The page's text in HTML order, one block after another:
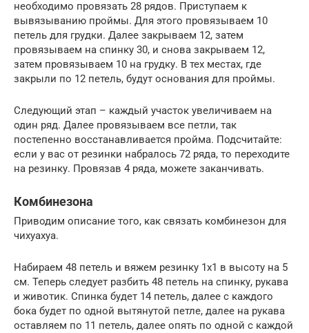
необходимо провязать 28 рядов. Приступаем к
вывязыванию проймы. Для этого провязываем 10
петель для грудки. Далее закрываем 12, затем
провязываем на спинку 30, и снова закрываем 12,
затем провязываем 10 на грудку. В тех местах, где
закрыли по 12 петель, будут основания для проймы.
Следующий этап – каждый участок увеличиваем на
один ряд. Далее провязываем все петли, так
постепенно восстанавливается пройма. Подсчитайте:
если у вас от резинки набралось 72 ряда, то переходите
на резинку. Провязав 4 ряда, можете заканчивать.
Комбинезона
Приводим описание того, как связать комбинезон для
чихуахуа.
Набираем 48 петель и вяжем резинку 1х1 в высоту на 5
см. Теперь следует разбить 48 петель на спинку, рукава
и животик. Спинка будет 14 петель, далее с каждого
бока будет по одной вытянутой петле, далее на рукава
оставляем по 11 петель, далее опять по одной с каждой